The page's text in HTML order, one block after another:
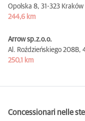
Opolska 8, 31-323 Kraków
244,6 km
Arrow sp.z.o.o.
Al. Roździeńskiego 208B,
250,1 km
Concessionari nelle